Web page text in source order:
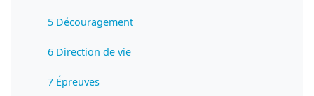
5 Découragement
6 Direction de vie
7 Épreuves